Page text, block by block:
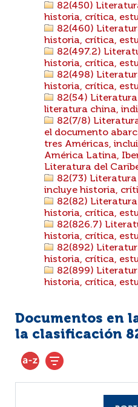
82(450)
historia, crítica,
82(460)
historia, crítica,
82(497.2)
historia, crítica,
82(498)
historia, crítica,
82(54)
literatura china,
82(7/8)
el documento
tres Américas,
América Latina,
Literatura del
82(73)
incluye historia,
82(82)
historia, crítica,
82(826.7)
historia, crítica,
82(892)
historia, crítica,
82(899)
historia, crítica,
Documentos en
la clasificación